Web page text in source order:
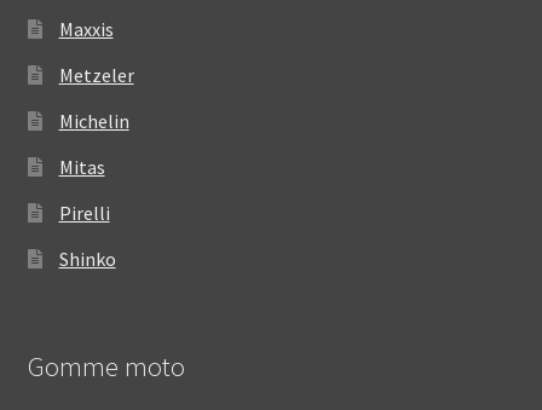
Maxxis
Metzeler
Michelin
Mitas
Pirelli
Shinko
Gomme moto